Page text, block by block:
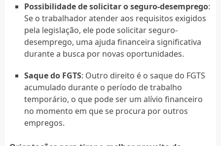
Possibilidade de solicitar o seguro-desemprego:
Se o trabalhador atender aos requisitos exigidos
pela legislação, ele pode solicitar seguro-
desemprego, uma ajuda financeira significativa
durante a busca por novas oportunidades.
Saque do FGTS: Outro direito é o saque do FGTS
acumulado durante o período de trabalho
temporário, o que pode ser um alívio financeiro
no momento em que se procura por outros
empregos.